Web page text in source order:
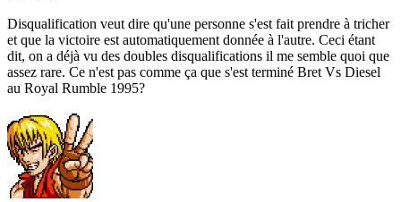
Disqualification veut dire qu'une personne s'est fait prendre à tricher
et que la victoire est automatiquement donnée à l'autre. Ceci étant
dit, on a déjà vu des doubles disqualifications il me semble quoi que
assez rare. Ce n'est pas comme ça que s'est terminé Bret Vs Diesel
au Royal Rumble 1995?